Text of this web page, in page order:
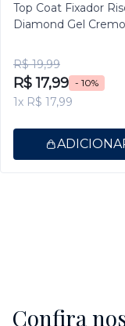
Top Coat Fixador
Diamond Gel
R$ 19,99
R$ 17,99 - 10%
1x R$ 17,99
Confira